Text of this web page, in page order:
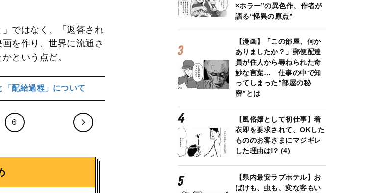
ではなく、「返答され
を作り、世界に流通さ
という点だ。
「配給過程」について
6
×ホラー”の異色作、作者が
語る“怪異の原点”
【漫画】「この部屋、何か
ありましたか？」郵便配達
員が住人から尋ねられた奇
妙な言葉… 仕事の中で知
ってしまった“部屋の秘
密”とは
【風俗嬢として初仕事】着
衣即を要求されて、OKした
もののお客さまにマジギレ
した理由は!? (4)
【県内最安ラブホテル】お
ばけも、虫も、変な客もい